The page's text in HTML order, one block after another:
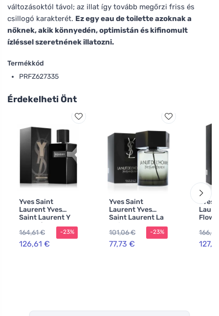
változásoktól távol; az illat így tovább megőrzi friss és
csillogó karakterét. Ez egy eau de toilette azoknak a
nőknek, akik könnyedén, optimistán és kifinomult
ízléssel szeretnének illatozni.
Termékkód
PRFZ627335
Érdekelheti Önt
Yves Saint
Laurent Yves
Saint Laurent Y
Le Parfum Le
Parfum pro muže
164,61 €
126,61 €
-23%
Yves Saint
Laurent Yves
Saint Laurent La
Nuit de L'Homme
toaletní voda pro
muže
101,06 €
77,73 €
-23%
Yves